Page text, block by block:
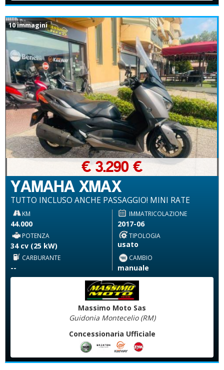
10 immagini
YAMAHA XMAX
TUTTO INCLUSO ANCHE PASSAGGIO! MINI RATE
€ 3.290 €
KM
44.000
IMMATRICOLAZIONE
2017-06
POTENZA
34 cv (25 kW)
TIPOLOGIA
usato
CARBURANTE
--
CAMBIO
manuale
Massimo Moto Sas
Guidonia Montecelio (RM)
Concessionaria Ufficiale